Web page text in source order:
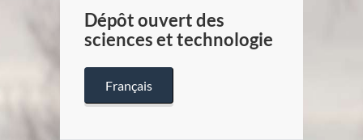
Dépôt ouvert des
sciences et technologie
Français